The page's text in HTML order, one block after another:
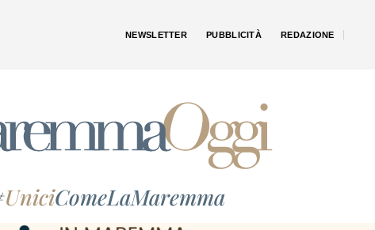
NEWSLETTER PUBBLICITÀ REDAZIONE
UniciComeLaMaremma